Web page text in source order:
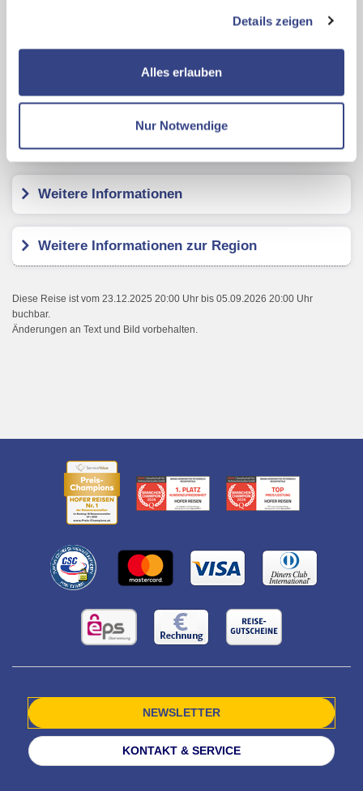
zusätzliche Dienste bzw. Technologien von Drittanbietern
nutzen und uns sowie Dritten weitere Personalisierungen
ermöglichen, dabei kommt es auch zu Übermittlungen
Datenschutzseite
Mit Klick auf "Alles erlauben" stimmen Sie der
Verwendung der Cookies & Plugins auf unseren
Details zeigen
Alles erlauben
Nur Notwendige
Weitere Informationen
Weitere Informationen zur Region
Diese Reise ist vom 23.12.2025 20:00 Uhr bis 05.09.2026 20:00 Uhr
buchbar.
Änderungen an Text und Bild vorbehalten.
NEWSLETTER
KONTAKT & SERVICE